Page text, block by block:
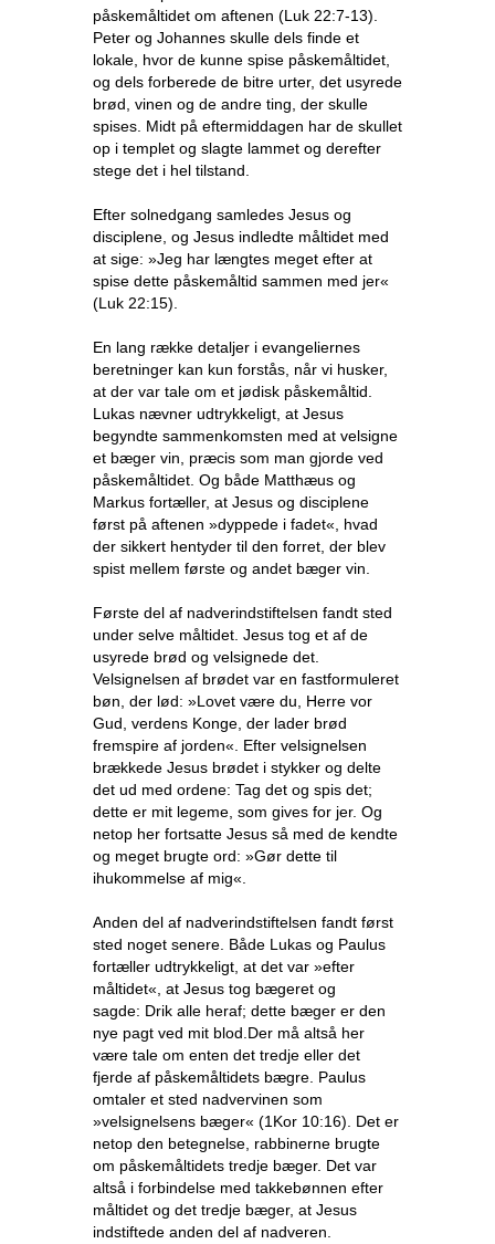
påskemåltidet om aftenen (Luk 22:7-13).
Peter og Johannes skulle dels finde et
lokale, hvor de kunne spise påskemåltidet,
og dels forberede de bitre urter, det usyrede
brød, vinen og de andre ting, der skulle
spises. Midt på eftermiddagen har de skullet
op i templet og slagte lammet og derefter
stege det i hel tilstand.
Efter solnedgang samledes Jesus og
disciplene, og Jesus indledte måltidet med
at sige: »Jeg har længtes meget efter at
spise dette påskemåltid sammen med jer«
(Luk 22:15).
En lang række detaljer i evangeliernes
beretninger kan kun forstås, når vi husker,
at der var tale om et jødisk påskemåltid.
Lukas nævner udtrykkeligt, at Jesus
begyndte sammenkomsten med at velsigne
et bæger vin, præcis som man gjorde ved
påskemåltidet. Og både Matthæus og
Markus fortæller, at Jesus og disciplene
først på aftenen »dyppede i fadet«, hvad
der sikkert hentyder til den forret, der blev
spist mellem første og andet bæger vin.
Første del af nadverindstiftelsen fandt sted
under selve måltidet. Jesus tog et af de
usyrede brød og velsignede det.
Velsignelsen af brødet var en fastformuleret
bøn, der lød: »Lovet være du, Herre vor
Gud, verdens Konge, der lader brød
fremspire af jorden«. Efter velsignelsen
brækkede Jesus brødet i stykker og delte
det ud med ordene: Tag det og spis det;
dette er mit legeme, som gives for jer. Og
netop her fortsatte Jesus så med de kendte
og meget brugte ord: »Gør dette til
ihukommelse af mig«.
Anden del af nadverindstiftelsen fandt først
sted noget senere. Både Lukas og Paulus
fortæller udtrykkeligt, at det var »efter
måltidet«, at Jesus tog bægeret og
sagde: Drik alle heraf; dette bæger er den
nye pagt ved mit blod.Der må altså her
være tale om enten det tredje eller det
fjerde af påskemåltidets bægre. Paulus
omtaler et sted nadvervinen som
»velsignelsens bæger« (1Kor 10:16). Det er
netop den betegnelse, rabbinerne brugte
om påskemåltidets tredje bæger. Det var
altså i forbindelse med takkebønnen efter
måltidet og det tredje bæger, at Jesus
indstiftede anden del af nadveren.